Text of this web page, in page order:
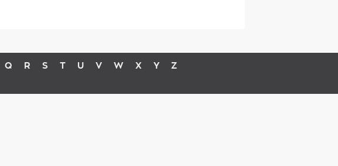
Q R S T U V W X Y Z